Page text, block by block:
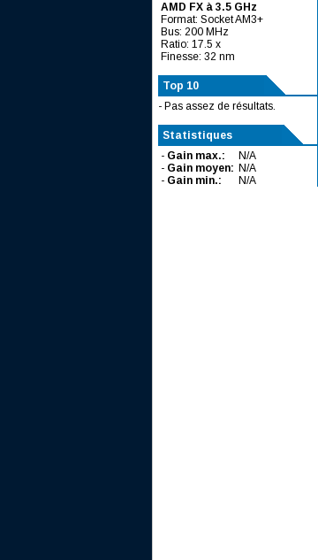
AMD FX à 3.5 GHz
Format: Socket AM3+
Bus: 200 MHz
Ratio: 17.5 x
Finesse: 32 nm
Top 10
- Pas assez de résultats.
Statistiques
- Gain max.:
N/A
- Gain moyen: N/A
- Gain min.: N/A